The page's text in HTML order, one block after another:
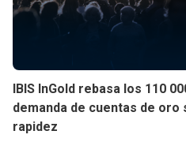
IBIS InGold rebasa los 110
demanda de cuentas de
rapidez